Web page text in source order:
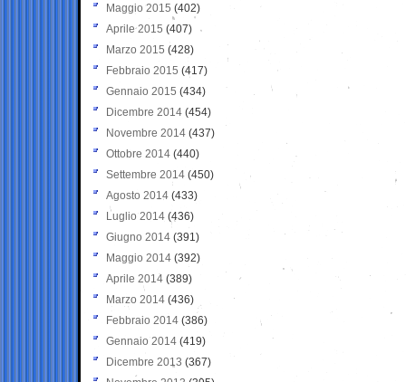
Maggio 2015 (402)
Aprile 2015 (407)
Marzo 2015 (428)
Febbraio 2015 (417)
Gennaio 2015 (434)
Dicembre 2014 (454)
Novembre 2014 (437)
Ottobre 2014 (440)
Settembre 2014 (450)
Agosto 2014 (433)
Luglio 2014 (436)
Giugno 2014 (391)
Maggio 2014 (392)
Aprile 2014 (389)
Marzo 2014 (436)
Febbraio 2014 (386)
Gennaio 2014 (419)
Dicembre 2013 (367)